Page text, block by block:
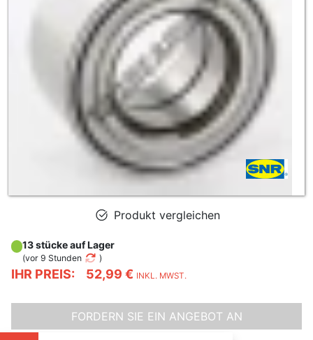
Produkt vergleichen
IHR PREIS: 52,99 € INKL. MWST.
13 stücke auf Lager
(vor 9 Stunden )
FORDERN SIE EIN ANGEBOT AN